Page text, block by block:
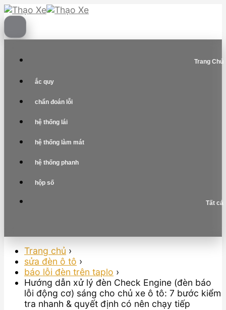
Skip
to
content
Trang Chủ
ắc quy
chẩn đoán lỗi
hệ thống lái
hệ thống làm mát
hệ thống phanh
hộp số
Tất cả
Trang chủ ›
sửa đèn ô tô ›
báo lỗi đèn trên taplo ›
Hướng dẫn xử lý đèn Check Engine (đèn báo
lỗi động cơ) sáng cho chủ xe ô tô: 7 bước kiểm
tra nhanh & quyết định có nên chạy tiếp